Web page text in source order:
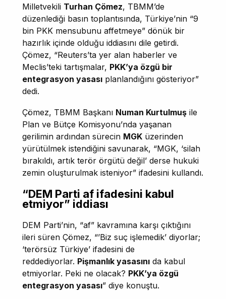
Milletvekili Turhan Çömez, TBMM’de
düzenlediği basın toplantısında, Türkiye’nin “9
bin PKK mensubunu affetmeye” dönük bir
hazırlık içinde olduğu iddiasını dile getirdi.
Çömez, “Reuters’ta yer alan haberler ve
Meclis’teki tartışmalar, PKK’ya özgü bir
entegrasyon yasası planlandığını gösteriyor”
dedi.
Çömez, TBMM Başkanı Numan Kurtulmuş ile
Plan ve Bütçe Komisyonu’nda yaşanan
gerilimin ardından sürecin MGK üzerinden
yürütülmek istendiğini savunarak, “MGK, ‘silah
bırakıldı, artık terör örgütü değil’ derse hukuki
zemin oluşturulmak isteniyor” ifadesini kullandı.
“DEM Parti af ifadesini kabul
etmiyor” iddiası
DEM Parti’nin, “af” kavramına karşı çıktığını
ileri süren Çömez, “’Biz suç işlemedik’ diyorlar;
‘terörsüz Türkiye’ ifadesini de
reddediyorlar. Pişmanlık yasasını da kabul
etmiyorlar. Peki ne olacak? PKK’ya özgü
entegrasyon yasası” diye konuştu.